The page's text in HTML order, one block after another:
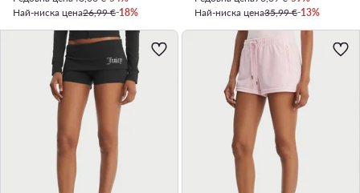
Най-ниска цена26,99 €-18%
Най-ниска цена35,99 €-13%